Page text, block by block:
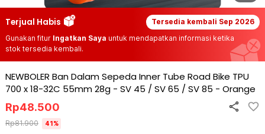
Terjual Habis Tersedia kembali Sep 2026
Gunakan fitur Ingatkan Saya untuk mendapatkan informasi ketika
stok tersedia kembali.
NEWBOLER Ban Dalam Sepeda Inner Tube Road Bike TPU
700 x 18-32C 55mm 28g - SV 45 / SV 65 / SV 85 - Orange
Rp48.500
Rp81.900 41%